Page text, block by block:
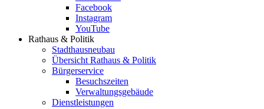
Facebook
Instagram
YouTube
Rathaus & Politik
Stadthausneubau
Übersicht Rathaus & Politik
Bürgerservice
Besuchszeiten
Verwaltungsgebäude
Dienstleistungen